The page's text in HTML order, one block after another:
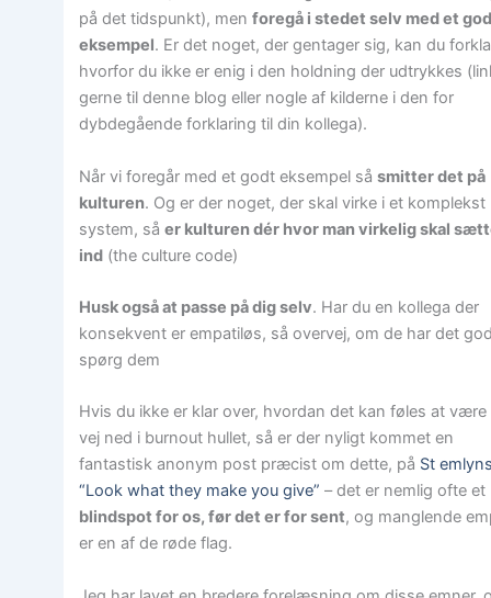
på det tidspunkt), menforegå i stedet selv med et
eksempel. Er det noget, der gentager sig, kan du
hvorfor du ikke er enig i den holdning der udtrykkes
gerne til denne blog eller nogle af kilderne i den for
dybdegående forklaring til din kollega).
Når vi foregår med et godt eksempel såsmitter det på
kulturen. Og er der noget, der skal virke i et komplekst
system, såer kulturen dér hvor man virkelig skal
ind (the culture code)
Husk også at passe på dig selv. Har du en kollega der
konsekvent er empatiløs, så overvej, om de har det
spørg dem
Hvis du ikke er klar over, hvordan det kan føles at være
vej ned i burnout hullet, så er der nyligt kommet en
fantastisk anonym post præcist om dette, på St
“Look what they make you give” – det er nemlig ofte et
blindspot for os, før det er for sent, og manglende
er en af de røde flag.